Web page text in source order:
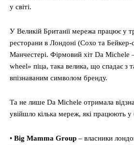
у світі.
У Великій Британії мережа працює у
ресторани в Лондоні (Сохо та Бейкер-
Манчестері. Фірмовий хіт Da Michele
wheel» піца, така велика, що спадає з
впізнаваним символом бренду.
Та не лише Da Michele отримала
увійшло кілька мереж, які працюють у
• Big Mamma Group – власники